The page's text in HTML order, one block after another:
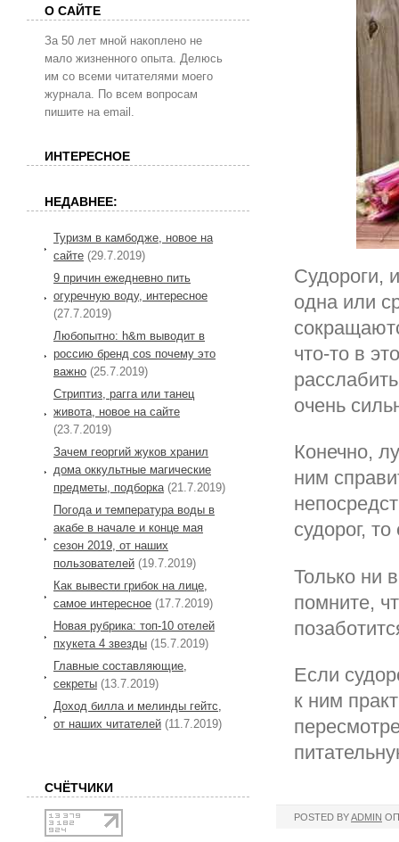
Судороги,
одна или
что-то в
очень
Конечно,
ним
судорог,
Только ни
помните,
Если
к ним
POSTED BYADMIN
О САЙТЕ
За 50 лет мной накоплено не
мало жизненного опыта. Делюсь
им со всеми читателями моего
журнала. По всем вопросам
пишите на email.
ИНТЕРЕСНОЕ
НЕДАВНЕЕ:
Туризм в камбодже, новое на
сайте (29.7.2019)
9 причин ежедневно пить
огуречную воду, интересное
(27.7.2019)
Любопытно: h&m выводит в
россию бренд cos почему это
важно (25.7.2019)
Стриптиз, рагга или танец
живота, новое на сайте
(23.7.2019)
Зачем георгий жуков хранил
дома оккультные магические
предметы, подборка (21.7.2019)
Погода и температура воды в
акабе в начале и конце мая
сезон 2019, от наших
пользователей (19.7.2019)
Как вывести грибок на лице,
самое интересное (17.7.2019)
Новая рубрика: топ-10 отелей
пхукета 4 звезды (15.7.2019)
Главные составляющие,
секреты (13.7.2019)
Доход билла и мелинды гейтс,
от наших читателей (11.7.2019)
СЧЁТЧИКИ